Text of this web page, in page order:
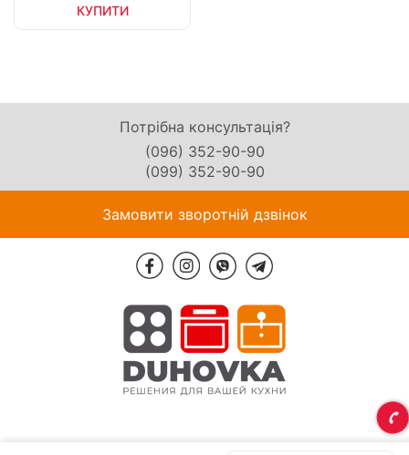
КУПИТИ
Потрібна консультація?
(096) 352-90-90
(099) 352-90-90
Замовити зворотній дзвінок